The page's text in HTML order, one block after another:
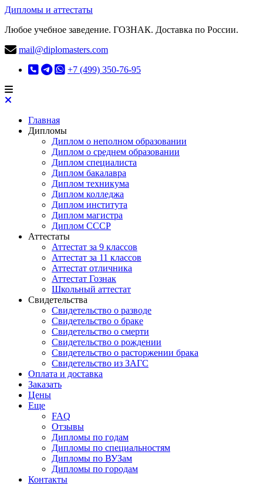
Дипломы и аттестаты
Любое учебное заведение. ГОЗНАК. Доставка по России.
mail@diplomasters.com
+7 (499) 350-76-95
Главная
Дипломы
Диплом о неполном образовании
Диплом о среднем образовании
Диплом специалиста
Диплом бакалавра
Диплом техникума
Диплом колледжа
Диплом института
Диплом магистра
Диплом СССР
Аттестаты
Аттестат за 9 классов
Аттестат за 11 классов
Аттестат отличника
Аттестат Гознак
Школьный аттестат
Свидетельства
Свидетельство о разводе
Свидетельство о браке
Свидетельство о смерти
Свидетельство о рождении
Свидетельство о расторжении брака
Свидетельство из ЗАГС
Оплата и доставка
Заказать
Цены
Еще
FAQ
Отзывы
Дипломы по годам
Дипломы по специальностям
Дипломы по ВУЗам
Дипломы по городам
Контакты